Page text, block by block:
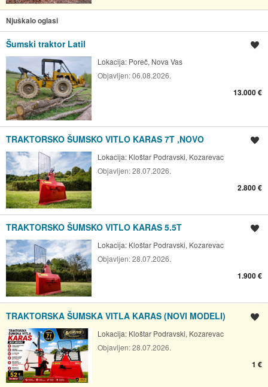
Njuškalo oglasi
Šumski traktor Latil
Lokacija: Poreč, Nova Vas
Objavljen:06.08.2026.
13.000 €
TRAKTORSKO ŠUMSKO VITLO KARAS 7T ,NOVO
Lokacija: Kloštar Podravski, Kozarevac
Objavljen:28.07.2026.
2.800 €
TRAKTORSKO ŠUMSKO VITLO KARAS 5.5T
Lokacija: Kloštar Podravski, Kozarevac
Objavljen:28.07.2026.
1.900 €
TRAKTORSKA ŠUMSKA VITLA KARAS (NOVI MODELI)
Lokacija: Kloštar Podravski, Kozarevac
Objavljen:28.07.2026.
1 €